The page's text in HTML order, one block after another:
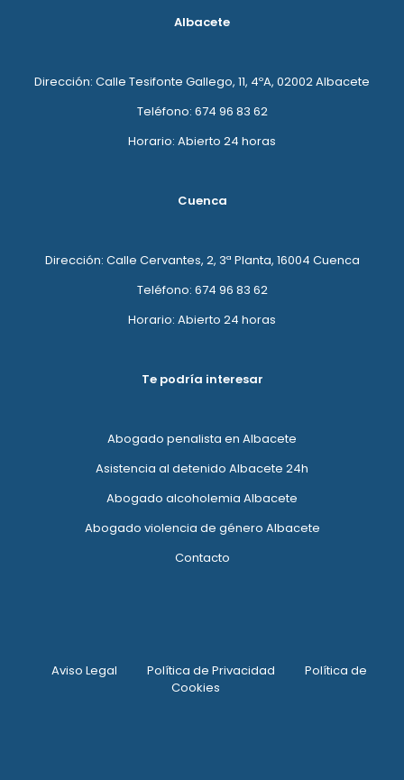
Albacete
Dirección: Calle Tesifonte Gallego, 11, 4ºA, 02002 Albacete
Teléfono: 674 96 83 62
Horario: Abierto 24 horas
Cuenca
Dirección: Calle Cervantes, 2, 3ª Planta, 16004 Cuenca
Teléfono: 674 96 83 62
Horario: Abierto 24 horas
Te podría interesar
Abogado penalista en Albacete
Asistencia al detenido Albacete 24h
Abogado alcoholemia Albacete
Abogado violencia de género Albacete
Contacto
Aviso Legal Política de Privacidad
Política de
Cookies